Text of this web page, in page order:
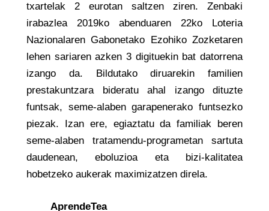
txartelak 2 eurotan saltzen ziren. Zenbaki
irabazlea 2019ko abenduaren 22ko Loteria
Nazionalaren Gabonetako Ezohiko Zozketaren
lehen sariaren azken 3 digituekin bat datorrena
izango da. Bildutako diruarekin familien
prestakuntzara bideratu ahal izango dituzte
funtsak, seme-alaben garapenerako funtsezko
piezak. Izan ere, egiaztatu da familiak beren
seme-alaben tratamendu-programetan sartuta
daudenean, eboluzioa eta bizi-kalitatea
hobetzeko aukerak maximizatzen direla.
AprendeTea